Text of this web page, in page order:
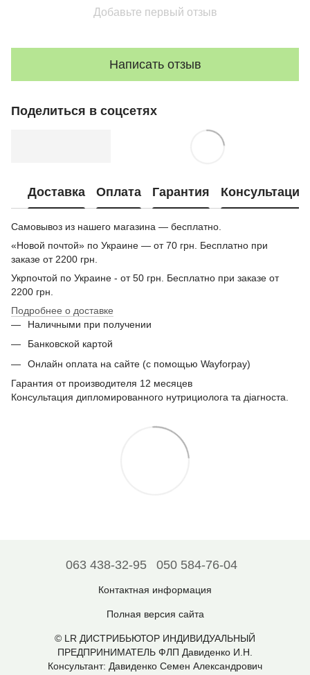
Добавьте первый отзыв
Написать отзыв
Поделиться в соцсетях
Доставка Оплата Гарантия Консультация
Самовывоз из нашего магазина — бесплатно.
«Новой почтой» по Украине — от 70 грн. Бесплатно при
заказе от 2200 грн.
Укрпочтой по Украине - от 50 грн. Бесплатно при заказе от
2200 грн.
Подробнее о доставке
Наличными при получении
Банковской картой
Онлайн оплата на сайте (с помощью Wayforpay)
Гарантия от производителя 12 месяцев
Консультация дипломированного нутрициолога та діагноста.
063 438-32-95 050 584-76-04
Контактная информация
Полная версия сайта
© LR ДИСТРИБЬЮТОР ИНДИВИДУАЛЬНЫЙ
ПРЕДПРИНИМАТЕЛЬ ФЛП Давиденко И.Н.
Консультант: Давиденко Семен Александрович